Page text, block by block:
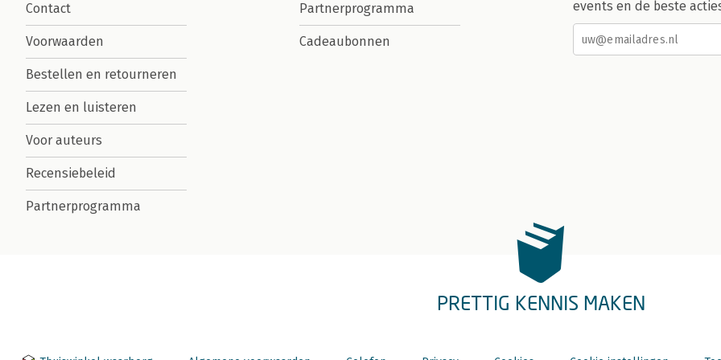
Contact
Voorwaarden
Bestellen en retourneren
Lezen en luisteren
Voor auteurs
Recensiebeleid
Partnerprogramma
Partnerprogramma
Cadeaubonnen
events en de beste
PRETTIG KENNIS MAKEN